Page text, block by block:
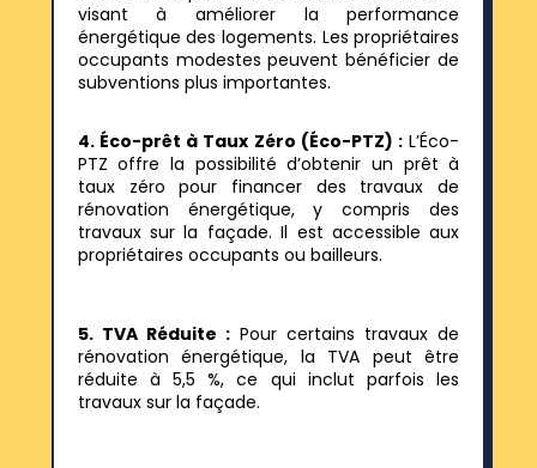
visant à améliorer la performance
énergétique des logements. Les propriétaires
occupants modestes peuvent bénéficier de
subventions plus importantes.
4. Éco-prêt à Taux Zéro (Éco-PTZ) : L’Éco-
PTZ offre la possibilité d’obtenir un prêt à
taux zéro pour financer des travaux de
rénovation énergétique, y compris des
travaux sur la façade. Il est accessible aux
propriétaires occupants ou bailleurs.
5. TVA Réduite : Pour certains travaux de
rénovation énergétique, la TVA peut être
réduite à 5,5 %, ce qui inclut parfois les
travaux sur la façade.